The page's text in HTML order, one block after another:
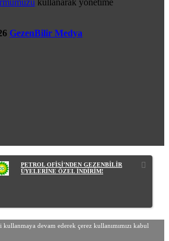
kullanarak yönetime
GezenBilir Medya
PETROL OFİSİ'NDEN GEZENBİLİR
ÜYELERİNE ÖZEL İNDİRİM!
devam ederek çerez kullanımımızı kabul